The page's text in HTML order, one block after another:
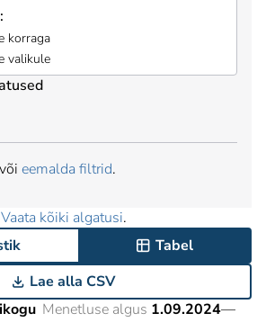
korraga
valikule
või eemalda filtrid.
Vaata kõiki algatusi.
Tabel
Lae alla CSV
Menetluse algus 1.09.2024—